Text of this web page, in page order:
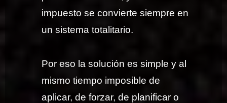
impuesto se convierte siempre en
un sistema totalitario.
Por eso la solución es simple y al
mismo tiempo imposible de
aplicar, de forzar, de planificar o